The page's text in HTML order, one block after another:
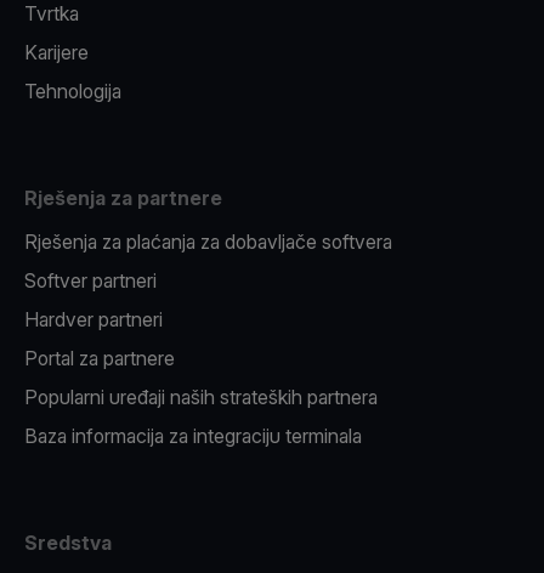
Tvrtka
Karijere
Tehnologija
Rješenja za partnere
Rješenja za plaćanja za dobavljače softvera
Softver partneri
Hardver partneri
Portal za partnere
Popularni uređaji naših strateških partnera
Baza informacija za integraciju terminala
Sredstva